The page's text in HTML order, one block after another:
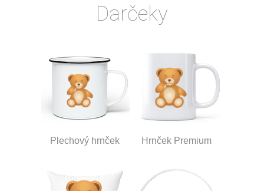
Darčeky
Plechový hrnček Hrnček Premium